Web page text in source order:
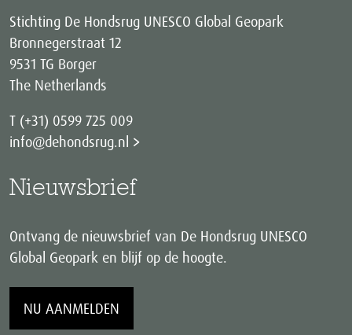
Stichting De Hondsrug UNESCO Global Geopark
Bronnegerstraat 12
9531 TG Borger
The Netherlands
T (+31) 0599 725 009
info@dehondsrug.nl
Nieuwsbrief
Ontvang de nieuwsbrief van De Hondsrug UNESCO
Global Geopark en blijf op de hoogte.
NU AANMELDEN